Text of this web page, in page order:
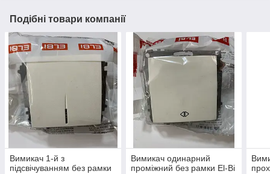
Подібні товари компанії
Вимикач 1-й з
підсвічуванням без рамки
Вимикач одинарний
проміжний без рамки El-Bi